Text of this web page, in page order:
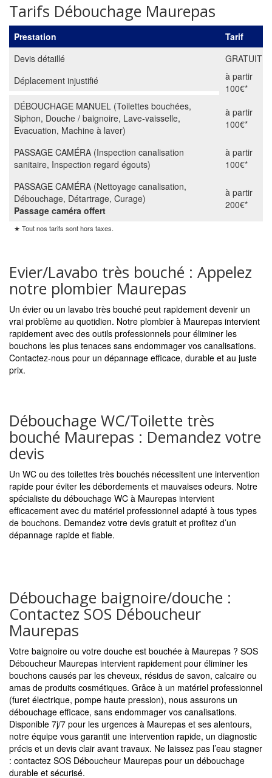
Tarifs Débouchage Maurepas
Prestation
Tarif
Devis détaillé
GRATUIT
Déplacement injustifié
à partir
100€*
DÉBOUCHAGE MANUEL (Toilettes bouchées,
Siphon, Douche / baignoire, Lave-vaisselle,
Evacuation, Machine à laver)
à partir
100€*
PASSAGE CAMÉRA (Inspection canalisation
sanitaire, Inspection regard égouts)
à partir
100€*
PASSAGE CAMÉRA (Nettoyage canalisation,
Débouchage, Détartrage, Curage)
Passage caméra offert
à partir
200€*
★ Tout nos tarifs sont hors taxes.
Evier/Lavabo très bouché : Appelez
notre plombier Maurepas
Un évier ou un lavabo très bouché peut rapidement devenir un
vrai problème au quotidien. Notre plombier à Maurepas intervient
rapidement avec des outils professionnels pour éliminer les
bouchons les plus tenaces sans endommager vos canalisations.
Contactez-nous pour un dépannage efficace, durable et au juste
prix.
Débouchage WC/Toilette très
bouché Maurepas : Demandez votre
devis
Un WC ou des toilettes très bouchés nécessitent une intervention
rapide pour éviter les débordements et mauvaises odeurs. Notre
spécialiste du débouchage WC à Maurepas intervient
efficacement avec du matériel professionnel adapté à tous types
de bouchons. Demandez votre devis gratuit et profitez d’un
dépannage rapide et fiable.
Débouchage baignoire/douche :
Contactez SOS Déboucheur
Maurepas
Votre baignoire ou votre douche est bouchée à Maurepas ? SOS
Déboucheur Maurepas intervient rapidement pour éliminer les
bouchons causés par les cheveux, résidus de savon, calcaire ou
amas de produits cosmétiques. Grâce à un matériel professionnel
(furet électrique, pompe haute pression), nous assurons un
débouchage efficace, sans endommager vos canalisations.
Disponible 7j/7 pour les urgences à Maurepas et ses alentours,
notre équipe vous garantit une intervention rapide, un diagnostic
précis et un devis clair avant travaux. Ne laissez pas l’eau stagner
: contactez SOS Déboucheur Maurepas pour un débouchage
durable et sécurisé.